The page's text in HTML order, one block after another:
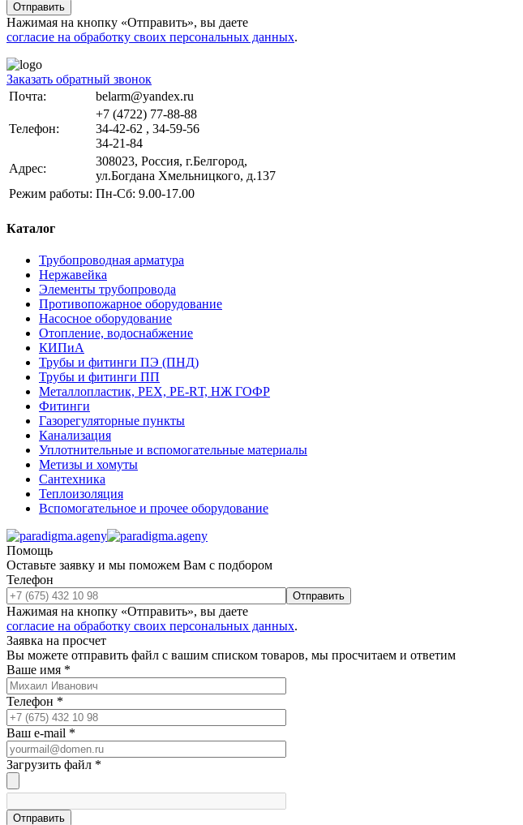
Отправить
Нажимая на кнопку «Отправить», вы даете
согласие на обработку своих персональных данных.
Заказать обратный звонок
Почта:
belarm@yandex.ru
Телефон:
+7 (4722) 77-88-88
34-42-62 , 34-59-56
34-21-84
Адрес:
308023, Россия, г.Белгород,
ул.Богдана Хмельницкого, д.137
Режим работы: Пн-Сб: 9.00-17.00
Каталог
Трубопроводная арматура
Нержавейка
Элементы трубопровода
Противопожарное оборудование
Насосное оборудование
Отопление, водоснабжение
КИПиА
Трубы и фитинги ПЭ (ПНД)
Трубы и фитинги ПП
Металлопластик, РЕХ, РЕ-RТ, НЖ ГОФР
Фитинги
Газорегуляторные пункты
Канализация
Уплотнительные и вспомогательные материалы
Метизы и хомуты
Сантехника
Теплоизоляция
Вспомогательное и прочее оборудование
Помощь
Оставьте заявку и мы поможем Вам с подбором
Телефон
Отправить
Нажимая на кнопку «Отправить», вы даете
согласие на обработку своих персональных данных.
Заявка на просчет
Вы можете отправить файл с вашим списком товаров, мы просчитаем и ответим
Ваше имя *
Телефон *
Ваш e-mail *
Загрузить файл *
Отправить